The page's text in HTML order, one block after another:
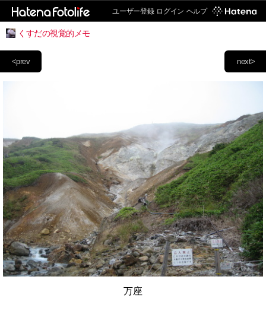
ユーザー登録 ログイン ヘルプ
くすだの視覚的メモ
next>
<prev
万座